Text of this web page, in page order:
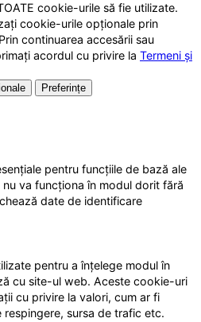
cookie-urile să fie utilizate.
cookie-urile opționale prin
continuarea accesării sau
acordul cu privire la Termeni și
Preferințe
pentru funcțiile de bază ale
va funcționa în modul dorit fără
date de identificare
pentru a înțelege modul în
cu site-ul web. Aceste cookie-uri
cu privire la valori, cum ar fi
sursa de trafic etc.